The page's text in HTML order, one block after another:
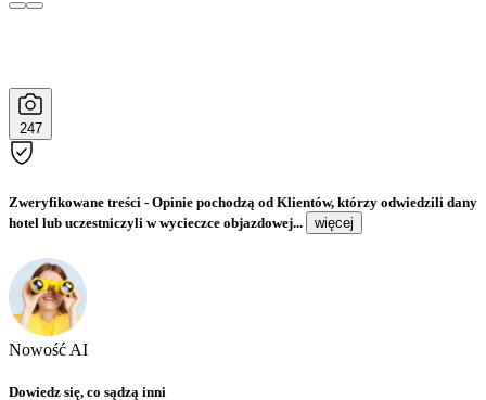
247
Zweryfikowane treści - Opinie pochodzą od Klientów, którzy odwiedzili dany
hotel lub uczestniczyli w wycieczce objazdowej...
więcej
Nowość AI
Dowiedz się, co sądzą inni